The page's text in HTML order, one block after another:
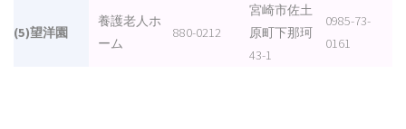
(5)望洋園
養護老人ホ
ーム
880-0212
宮崎市佐土
原町下那珂
43-1
0985-73-
0161